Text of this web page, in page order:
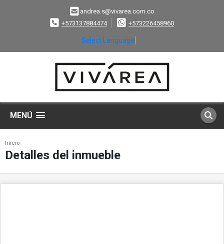
andrea.s@vivarea.com.co
+573137884474
+573226458960
Select Language
MENÚ
Inicio
Detalles del inmueble